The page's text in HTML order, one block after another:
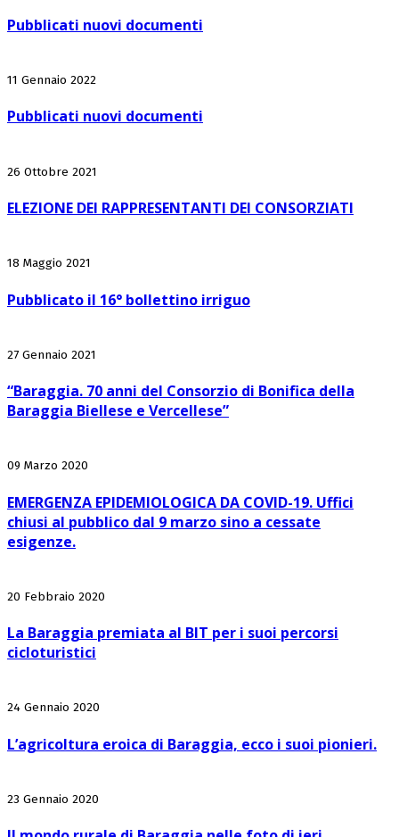
Pubblicati nuovi documenti
11 Gennaio 2022
Pubblicati nuovi documenti
26 Ottobre 2021
ELEZIONE DEI RAPPRESENTANTI DEI CONSORZIATI
18 Maggio 2021
Pubblicato il 16° bollettino irriguo
27 Gennaio 2021
“Baraggia. 70 anni del Consorzio di Bonifica della
Baraggia Biellese e Vercellese”
09 Marzo 2020
EMERGENZA EPIDEMIOLOGICA DA COVID-19. Uffici
chiusi al pubblico dal 9 marzo sino a cessate
esigenze.
20 Febbraio 2020
La Baraggia premiata al BIT per i suoi percorsi
cicloturistici
24 Gennaio 2020
L’agricoltura eroica di Baraggia, ecco i suoi pionieri.
23 Gennaio 2020